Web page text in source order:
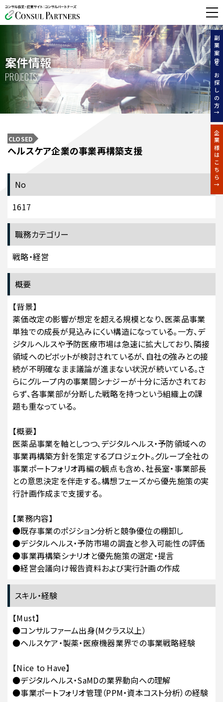
無料相談する
副業案件をお探しの方↑
企業様はこちら↑
案件情報
PROJECTS
CLOSED
ヘルスケア企業の事業再構築支援
No
1617
職務カテゴリー
戦略・経営
概要
【背景】
薬価改定の影響が想定を超える規模となり、医薬品事業
単独での成長が見込みにくい構造になっている。一方、デ
ジタルヘルスや予防医療市場は急速に拡大しており、隣接
領域へのピボットが検討されているが、自社の強みとの接
続が不明確なまま議論が進まない状況が続いている。さ
らにグループ内の事業間シナジーが十分に活かされてお
らず、各事業部が分断した戦略を持つという組織上の課
題も重なっている。
【概要】
医薬品事業を軸としつつ、デジタルヘルス・予防領域への
事業再構築方針を策定するプロジェクト。グループ全社の
事業ポートフォリオ再編の観点も含め、社長室・事業部長
との意思決定を伴走する。構想フェーズから優先施策の実
行計画作成まで支援する。
【業務内容】
●既存事業のポジション分析と競争優位の棚卸し
●デジタルヘルス・予防市場の調査と参入可能性の評価
●事業再構築シナリオと優先施策の選定・提言
●経営会議向け報告資料および実行計画の作成
スキル・経験
【Must】
●コンサルファーム出身(Mクラス以上）
●ヘルスケア・製薬・医療機器業界での事業戦略経験
【Nice to Have】
●デジタルヘルス・SaMDの業界動向への理解
●事業ポートフォリオ管理（PPM・資本コスト分析）の経験